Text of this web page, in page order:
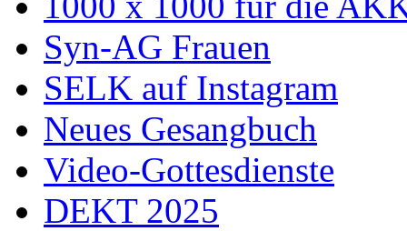
Syn-AG Frauen
SELK auf Instagram
Neues Gesangbuch
Video-Gottesdienste
DEKT 2025